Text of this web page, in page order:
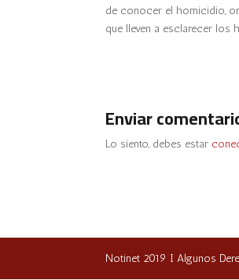
de conocer el homicidio,
que lleven a esclarecer los
Enviar
Lo siento, debes estar
Notinet 2019 I Algunos